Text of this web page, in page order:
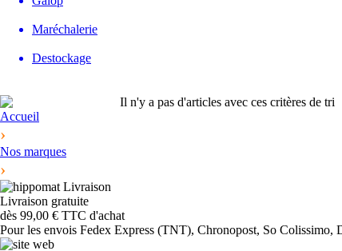
Maréchalerie
Destockage
Il n'y a pas d'articles avec ces critères de tri
Accueil
›
Nos marques
›
Livraison gratuite
dès 99,00 € TTC d'achat
Pour les envois Fedex Express (TNT), Chronopost, So Colissimo,